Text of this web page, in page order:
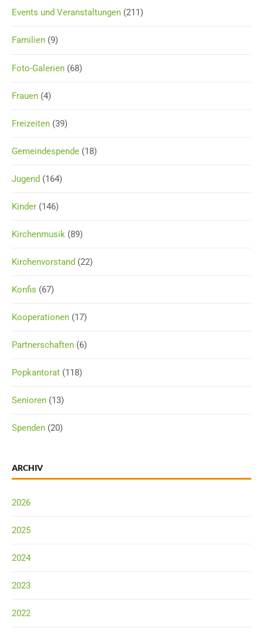
Events und Veranstaltungen (211)
Familien (9)
Foto-Galerien (68)
Frauen (4)
Freizeiten (39)
Gemeindespende (18)
Jugend (164)
Kinder (146)
Kirchenmusik (89)
Kirchenvorstand (22)
Konfis (67)
Kooperationen (17)
Partnerschaften (6)
Popkantorat (118)
Senioren (13)
Spenden (20)
ARCHIV
2026
2025
2024
2023
2022